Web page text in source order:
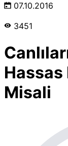
07.10.2016
3451
Hassas
Misali